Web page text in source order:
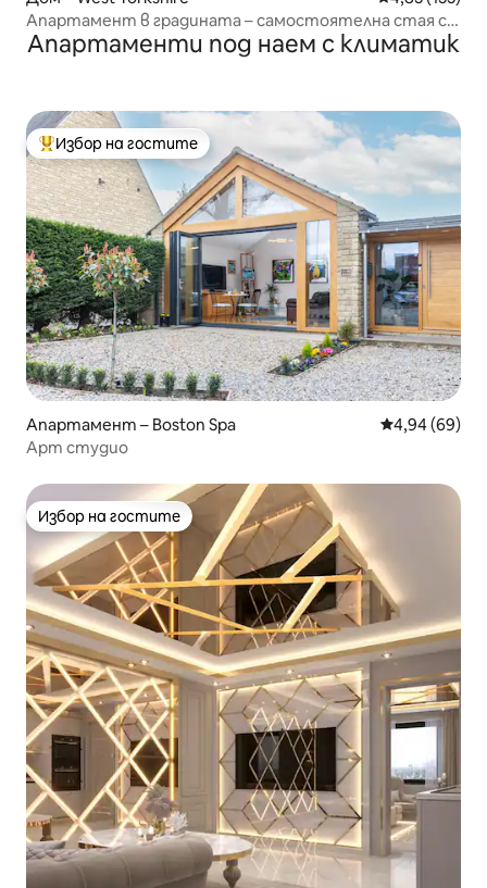
Апартамент в градината – самостоятелна стая с
безплатно паркиране
Апартаменти под наем с климатик
Най-популярен избор на гостите
Избор на гостите
Апартамент – Boston Spa Средна
4,94 (69)
Арт студио
Избор на гостите
Избор на гостите